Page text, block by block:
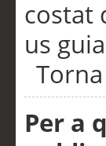
costat
us
Torna
Per a